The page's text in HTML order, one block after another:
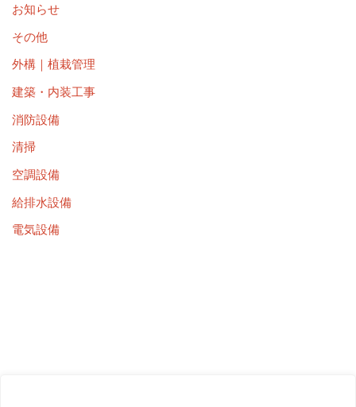
お知らせ
その他
外構｜植栽管理
建築・内装工事
消防設備
清掃
空調設備
給排水設備
電気設備